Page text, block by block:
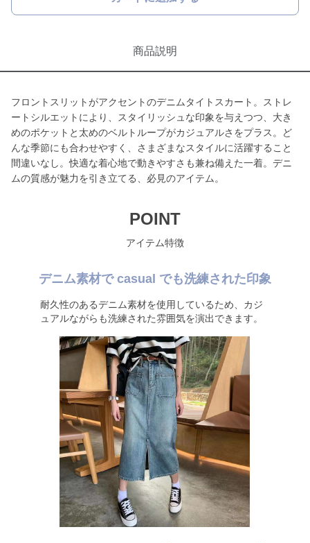
商品説明
フロントスリットがアクセントのデニムタイトスカート。ストレ
ートシルエットにより、スタイリッシュな印象を与えつつ、大き
めのポケットと太めのベルトループがカジュアルさをプラス。ど
んな季節にも合わせやすく、さまざまなスタイルに活躍すること
間違いなし。快適な着心地で動きやすさも兼ね備えた一着。デニ
ムの質感が魅力を引き立てる、必見のアイテム。
POINT
アイテム特徴
デニム素材で casual でも洗練された印象
耐久性のあるデニム素材を使用しているため、カジ
ュアルながらも洗練された雰囲気を演出できます。